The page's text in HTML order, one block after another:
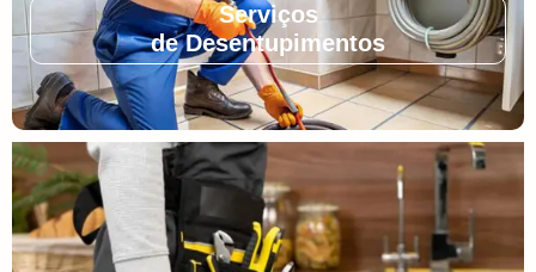
Serviços
de Desentupimentos